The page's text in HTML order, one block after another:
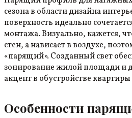
сезона в области дизайна
поверхность идеально
монтажа. Визуально, кажется,
стен, а нависает в воздухе,
«парящий». Созданный свет
зонирование жилой площади и
акцент в обустройстве
Особенности